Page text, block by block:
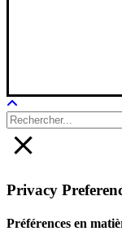
Privacy
Préférences en